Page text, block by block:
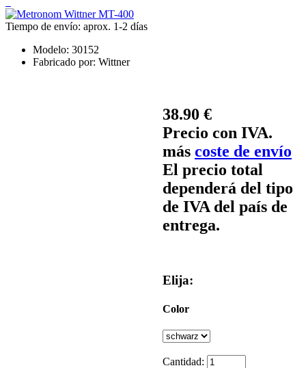
Tiempo de envío: aprox. 1-2 días
Modelo: 30152
Fabricado por: Wittner
38.90 €
Precio con IVA.
más coste de envío
El precio total
dependerá del tipo
de IVA del país de
entrega.
Elija:
Color
Cantidad: